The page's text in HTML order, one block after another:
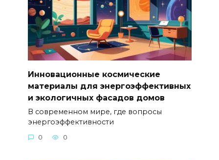
Инновационные космические
материалы для энергоэффективных
и экологичных фасадов домов
В современном мире, где вопросы
энергоэффективности
0 0